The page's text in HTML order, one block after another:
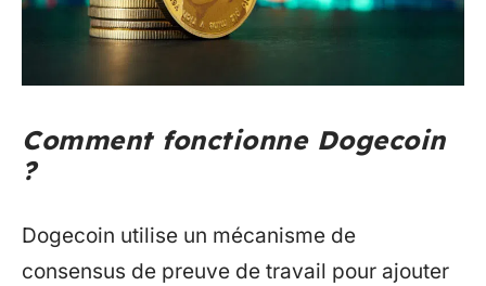
Comment fonctionne Dogecoin
?
Dogecoin utilise un mécanisme de
consensus de preuve de travail pour ajouter